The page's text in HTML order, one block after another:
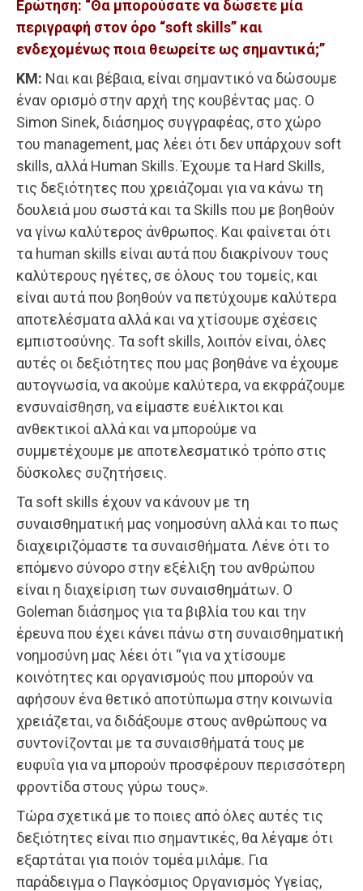
Ερώτηση: “Θα μπορούσατε να δώσετε μία
περιγραφή στον όρο “soft skills” και
ενδεχομένως ποια θεωρείτε ως σημαντικά;”
ΚΜ: Ναι και βέβαια, είναι σημαντικό να δώσουμε
έναν ορισμό στην αρχή της κουβέντας μας. Ο
Simon Sinek, διάσημος συγγραφέας, στο χώρο
του management, μας λέει ότι δεν υπάρχουν soft
skills, αλλά Human Skills. Έχουμε τα Hard Skills,
τις δεξιότητες που χρειάζομαι για να κάνω τη
δουλειά μου σωστά και τα Skills που με βοηθούν
να γίνω καλύτερος άνθρωπος. Kαι φαίνεται ότι
τα human skills είναι αυτά που διακρίνουν τους
καλύτερους ηγέτες, σε όλους του τομείς, και
είναι αυτά που βοηθούν να πετύχουμε καλύτερα
αποτελέσματα αλλά και να χτίσουμε σχέσεις
εμπιστοσύνης. Τα soft skills, λοιπόν είναι, όλες
αυτές οι δεξιότητες που μας βοηθάνε να έχουμε
αυτογνωσία, να ακούμε καλύτερα, να εκφράζουμε
ενσυναίσθηση, να είμαστε ευέλικτοι και
ανθεκτικοί αλλά και να μπορούμε να
συμμετέχουμε με αποτελεσματικό τρόπο στις
δύσκολες συζητήσεις.
Τα soft skills έχουν να κάνουν με τη
συναισθηματική μας νοημοσύνη αλλά και το πως
διαχειριζόμαστε τα συναισθήματα. Λένε ότι το
επόμενο σύνορο στην εξέλιξη του ανθρώπου
είναι η διαχείριση των συναισθημάτων. Ο
Goleman διάσημος για τα βιβλία του και την
έρευνα που έχει κάνει πάνω στη συναισθηματική
νοημοσύνη μας λέει ότι “για να χτίσουμε
κοινότητες και οργανισμούς που μπορούν να
αφήσουν ένα θετικό αποτύπωμα στην κοινωνία
χρειάζεται, να διδάξουμε στους ανθρώπους να
συντονίζονται με τα συναισθήματά τους με
ευφυΐα για να μπορούν προσφέρουν περισσότερη
φροντίδα στους γύρω τους».
Τώρα σχετικά με το ποιες από όλες αυτές τις
δεξιότητες είναι πιο σημαντικές, θα λέγαμε ότι
εξαρτάται για ποιόν τομέα μιλάμε. Για
παράδειγμα ο Παγκόσμιος Οργανισμός Υγείας,